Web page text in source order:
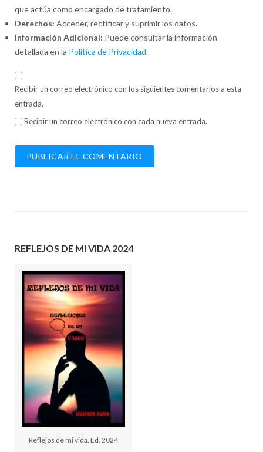
que actúa como encargado de tratamiento.
Derechos: Acceder, rectificar y suprimir los datos.
Información Adicional: Puede consultar la información
detallada en la Política de Privacidad.
Recibir un correo electrónico con los siguientes comentarios a esta
entrada.
Recibir un correo electrónico con cada nueva entrada.
REFLEJOS DE MI VIDA 2024
Reflejos de mi vida. Ed. 2024